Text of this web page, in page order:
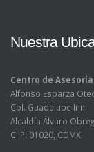
Nuestra
Centro de
Alfonso Esparza
Col. Guadalupe Inn
Alcaldía Álvaro
C. P. 01020, CDMX